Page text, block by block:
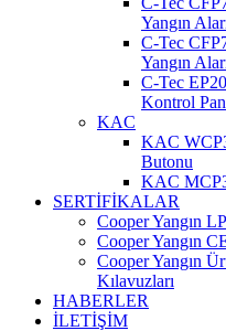
Yangın
C-Tec
Yangın
C-Tec
Kontrol
KAC
KAC
Butonu
KAC
SERTİFİKALAR
Cooper Yangın
Cooper Yangın
Cooper Yangın
Kılavuzları
HABERLER
İLETİŞİM